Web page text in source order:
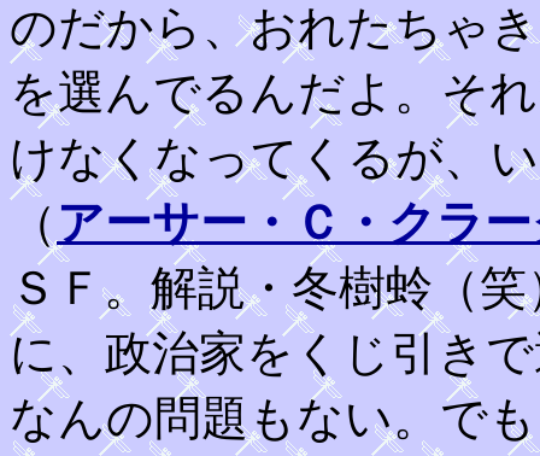
のだから、おれたちゃ
を選んでるんだよ。そ
けなくなってくるが、
（ アーサー・Ｃ・クラ
ＳＦ。解説・冬樹蛉（
に、政治家をくじ引き
なんの問題もない。で